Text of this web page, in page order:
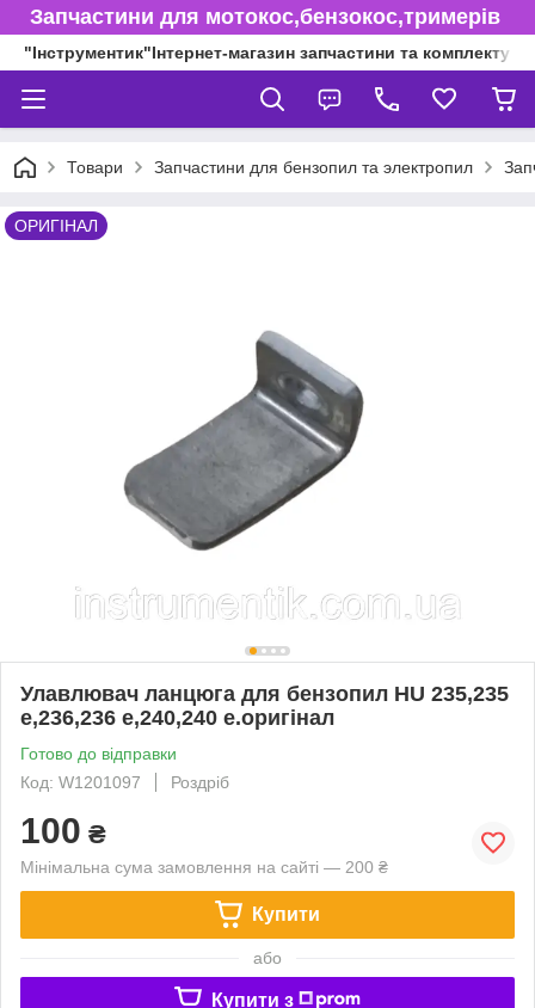
Запчастини для мотокос,бензокос,тримерів
"Інструментик"Інтернет-магазин запчастини та
Товари Запчастини для бензопил та электропил
ОРИГІНАЛ
Улавлювач ланцюга для бензопил HU 235,235
e,236,236 e,240,240 e.оригінал
Готово до відправки
Код: W1201097
Роздріб
100 ₴
Мінімальна сума замовлення на сайті — 200 ₴
Купити
або
Купити з